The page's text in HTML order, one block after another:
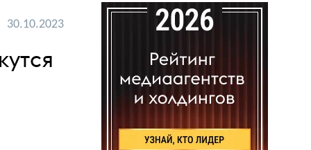
30.10.2023